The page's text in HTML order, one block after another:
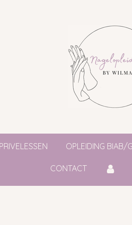
OPLEIDING BIAB/
CONTACT